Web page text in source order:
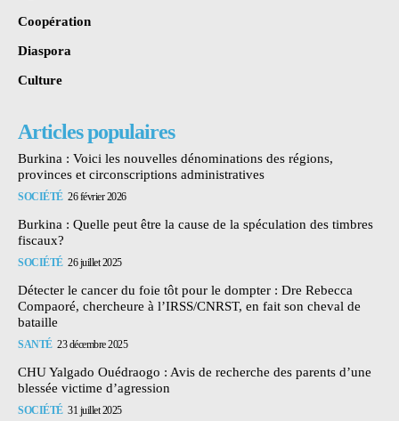
Coopération
Diaspora
Culture
Articles populaires
Burkina : Voici les nouvelles dénominations des régions,
provinces et circonscriptions administratives
SOCIÉTÉ 26 février 2026
Burkina : Quelle peut être la cause de la spéculation des timbres
fiscaux?
SOCIÉTÉ 26 juillet 2025
Détecter le cancer du foie tôt pour le dompter : Dre Rebecca
Compaoré, chercheure à l’IRSS/CNRST, en fait son cheval de
bataille
SANTÉ 23 décembre 2025
CHU Yalgado Ouédraogo : Avis de recherche des parents d’une
blessée victime d’agression
SOCIÉTÉ 31 juillet 2025